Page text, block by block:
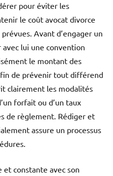
pour éviter les
le coût avocat divorce
Avant d’engager un
avec lui une convention
le montant des
de prévenir tout différend
clairement les modalités
forfait ou d’un taux
de règlement. Rédiger et
assure un processus
constante avec son